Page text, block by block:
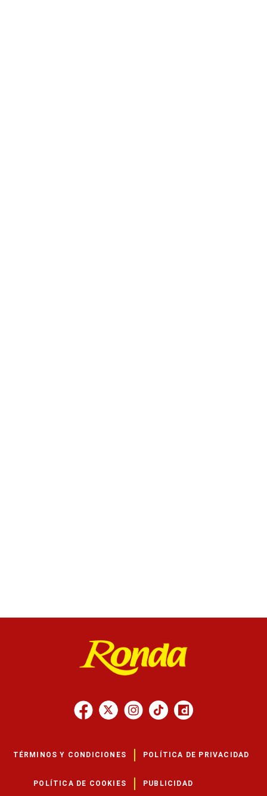
TÉRMINOS Y CONDICIONES POLÍTICA DE PRIVACIDAD
POLÍTICA DE COOKIES PUBLICIDAD